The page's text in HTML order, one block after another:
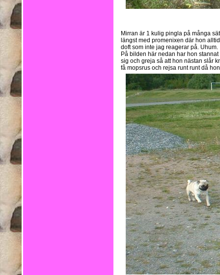
Mirran är 1 kulig pingla på många
längst med promenixen där hon
doft som inte jag reagerar på. Uhum.
På bilden här nedan har hon
sig och greja så att hon nästan slår
få mopsrus och rejsa runt runt då